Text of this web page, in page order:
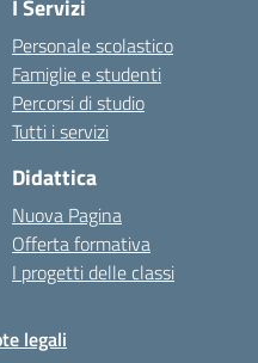
I Servizi
Personale scolastico
Famiglie e studenti
Percorsi di studio
Tutti i servizi
Didattica
Nuova Pagina
Offerta formativa
I progetti delle classi
legali